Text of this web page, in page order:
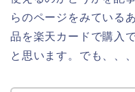
らのページをみている
品を楽天カードで購入
と思います。でも、、、